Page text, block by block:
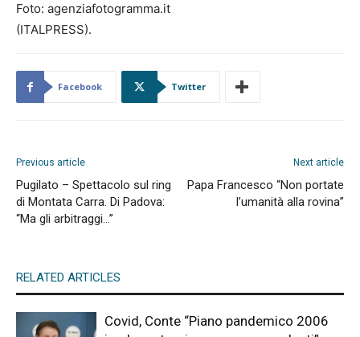
Foto: agenziafotogramma.it
(ITALPRESS).
Facebook Twitter
Previous article
Pugilato – Spettacolo sul ring
di Montata Carra. Di Padova:
“Ma gli arbitraggi…”
Next article
Papa Francesco “Non portate
l’umanità alla rovina”
RELATED ARTICLES
Covid, Conte “Piano pandemico 2006